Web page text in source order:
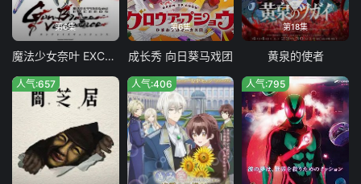
第6集
魔法少女奈叶 EXCEEDS Gun Blaze Vengeance
第6集
成长秀 向日葵马戏团
第18集
黄泉的使者
人气:657 人气:406 人气:795